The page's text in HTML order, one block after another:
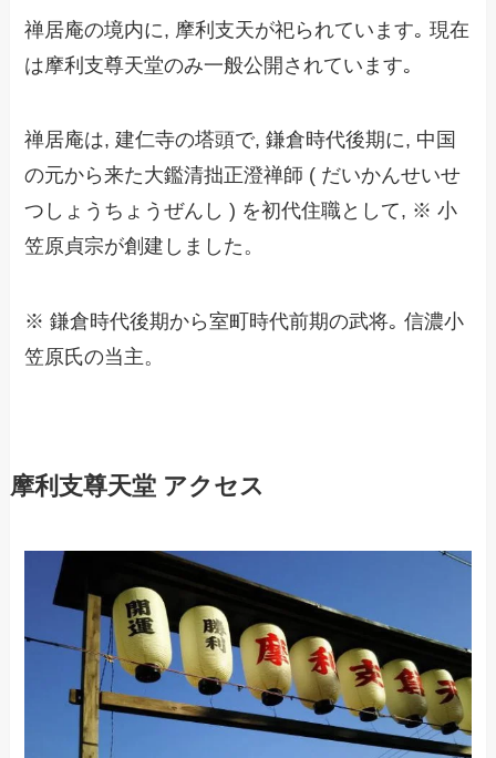
禅居庵の境内に, 摩利支天が祀られています｡ 現在
は摩利支尊天堂のみ一般公開されています｡
禅居庵は, 建仁寺の塔頭で,鎌倉時代後期に, 中国
の元から来た大鑑清拙正澄禅師 ( だいかんせいせ
つしょうちょうぜんし ) を初代住職として, ※ 小
笠原貞宗が創建しました。
※ 鎌倉時代後期から室町時代前期の武将｡ 信濃小
笠原氏の当主。
摩利支尊天堂 アクセス